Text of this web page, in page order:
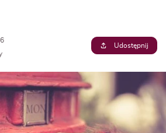
Udostępnij